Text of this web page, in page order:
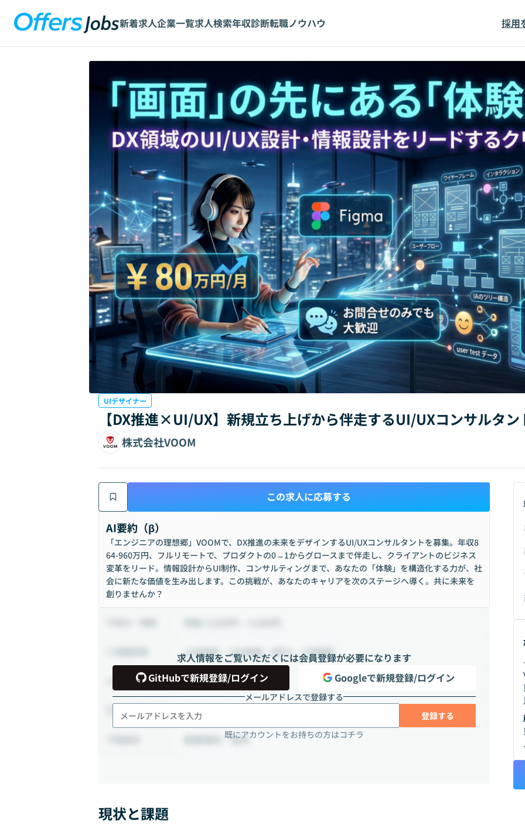
新着求人企業一覧求人検索年収診断転職ノウハウ 採用
UIデザイナー
【DX推進×UI/UX】新規立ち上げから伴走するUI/UXコンサルタン
株式会社VOOM
この求人に応募する
AI要約（β）
「エンジニアの理想郷」VOOMで、DX推進の未来をデザインするUI/UXコンサルタントを募集。年収8
64-960万円、フルリモートで、プロダクトの0→1からグロースまで伴走し、クライアントのビジネス
変革をリード。情報設計からUI制作、コンサルティングまで、あなたの「体験」を構造化する力が、社
会に新たな価値を生み出します。この挑戦が、あなたのキャリアを次のステージへ導く。共に未来を
創りませんか？
求人情報をご覧いただくには会員登録が必要になります
GitHubで新規登録/ログイン
Googleで新規登録/ログイン
メールアドレスで登録する
登録する
既にアカウントをお持ちの方はコチラ
140時間 ~ 180時間（週35 ~ 45時間）
雇用形態 業務委託
出社頻度 月1日出社
勤務場所：東京
現状と課題
⸻